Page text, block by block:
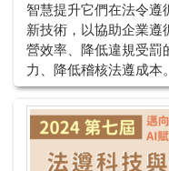
智慧提升它們在法令遵
新技術，以協助企業遵
營效率、降低違規受罰
力、降低稽核法遵成本。